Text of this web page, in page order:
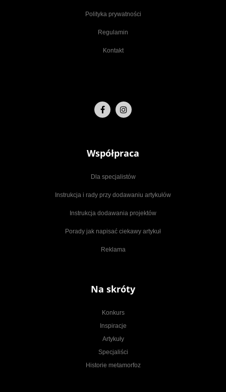
Polityka prywatności
Regulamin
Kontakt
Współpraca
Dla specjalistów
Instrukcja i rady przy dodawaniu artykułów
Instrukcja dodawania projektów
Porady jak napisać ciekawy artykuł
Reklama
Na skróty
Konkurs
Inspiracje
Artykuły
Specjaliści
Historie metamorfoz